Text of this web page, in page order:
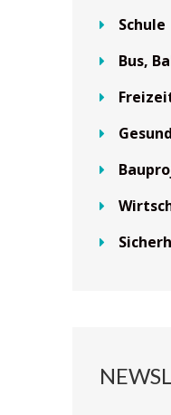
Schule
Bus,